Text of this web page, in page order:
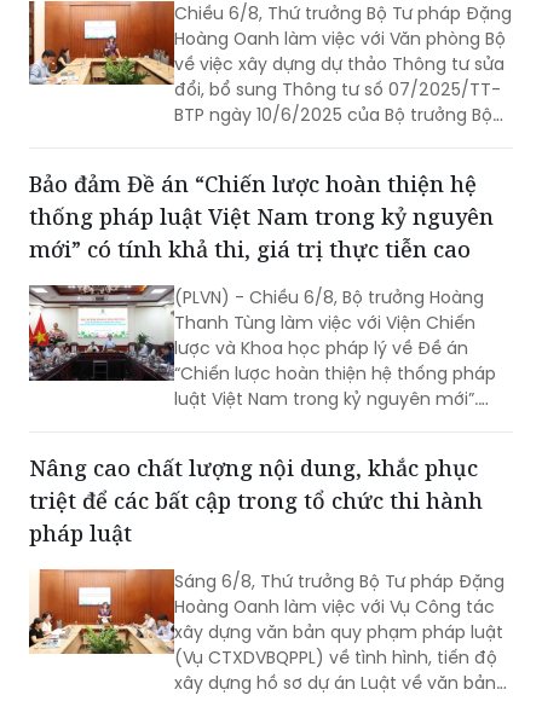
Chiều 6/8, Thứ trưởng Bộ Tư pháp Đặng
Hoàng Oanh làm việc với Văn phòng Bộ
về việc xây dựng dự thảo Thông tư sửa
đổi, bổ sung Thông tư số 07/2025/TT-
BTP ngày 10/6/2025 của Bộ trưởng Bộ
07).
Bảo đảm Đề án “Chiến lược hoàn thiện hệ
thống pháp luật Việt Nam trong kỷ nguyên
mới” có tính khả thi, giá trị thực tiễn cao
(PLVN) - Chiều 6/8, Bộ trưởng Hoàng
Thanh Tùng làm việc với Viện Chiến
lược và Khoa học pháp lý về Đề án
“Chiến lược hoàn thiện hệ thống pháp
luật Việt Nam trong kỷ nguyên mới”.
Nâng cao chất lượng nội dung, khắc phục
triệt để các bất cập trong tổ chức thi hành
pháp luật
Sáng 6/8, Thứ trưởng Bộ Tư pháp Đặng
Hoàng Oanh làm việc với Vụ Công tác
xây dựng văn bản quy phạm pháp luật
(Vụ CTXDVBQPPL) về tình hình, tiến độ
xây dựng hồ sơ dự án Luật về văn bản